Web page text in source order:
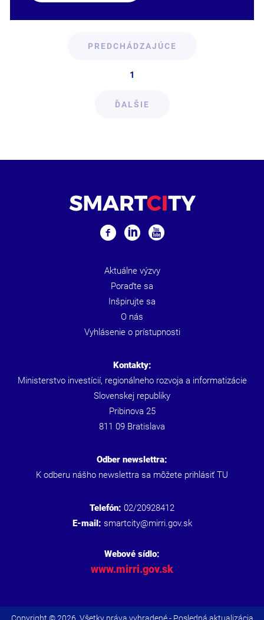
PREDCHÁDZAJÚCE
1
ĎALŠIE
Aktuálne výzvy
Poraďte sa
Inšpirujte sa
O nás
Vyhlásenie o prístupnosti
Kontakty:
Ministerstvo investícií, regionálneho rozvoja a informatizácie
Slovenskej republiky
Pribinova 25
811 09 Bratislava
Odber newslettra:
K odberu nášho newslettra sa môžete prihlásiť TU
Telefón: 02/20928412
E-mail: smartcity@mirri.gov.sk
Webové sídlo:
www.mirri.gov.sk